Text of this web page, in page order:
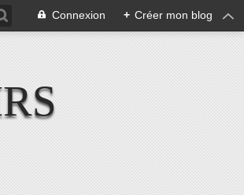
Connexion + Créer mon blog